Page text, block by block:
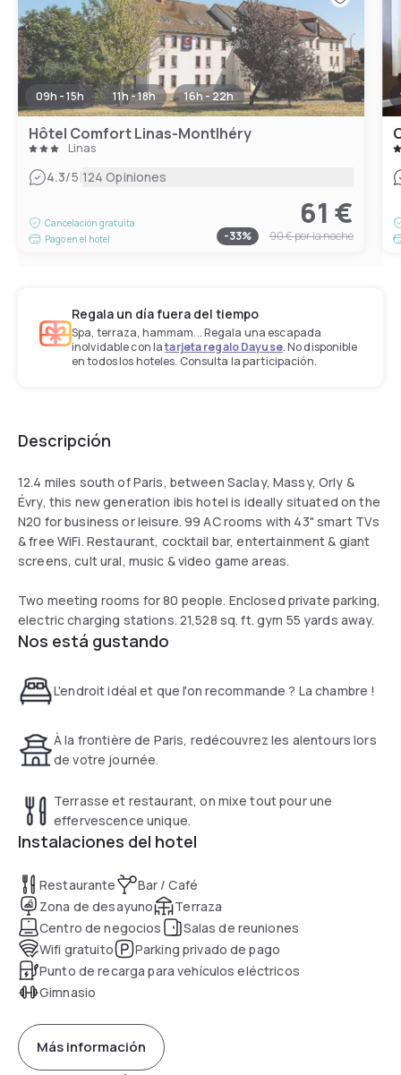
09h - 15h 11h - 18h 16h - 22h
Hôtel Comfort Linas-Montlhéry
Linas
4.3/5|124 Opiniones
Cancelación gratuita
Pago en el hotel
61 €
-33% 90 €por la noche
Regala un día fuera del tiempo
Spa, terraza, hammam... Regala una escapada
inolvidable con latarjeta regalo Dayuse. No disponible
en todos los hoteles. Consulta la participación.
Descripción
12.4 miles south of Paris, between Saclay, Massy, Orly &
Évry, this new generation ibis hotel is ideally situated on the
N20 for business or leisure. 99 AC rooms with 43" smart TVs
& free WiFi. Restaurant, cocktail bar, entertainment & giant
screens, cult ural, music & video game areas.
Two meeting rooms for 80 people. Enclosed private parking,
electric charging stations. 21,528 sq. ft. gym 55 yards away.
Nos está gustando
L'endroit idéal et que l'on recommande ? La chambre !
À la frontière de Paris, redécouvrez les alentours lors
de votre journée.
Terrasse et restaurant, on mixe tout pour une
effervescence unique.
Instalaciones del hotel
Restaurante
Bar / Café
Zona de desayuno
Terraza
Centro de negocios
Salas de reuniones
Wifi gratuito
Parking privado de pago
Punto de recarga para vehículos eléctricos
Gimnasio
Más información